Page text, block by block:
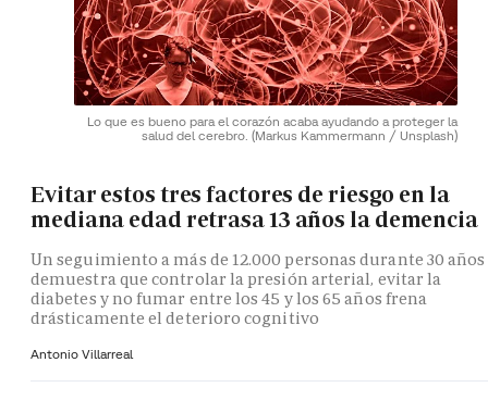
Lo que es bueno para el corazón acaba ayudando a proteger la
salud del cerebro. (Markus Kammermann / Unsplash)
Evitar estos tres factores de riesgo en la
mediana edad retrasa 13 años la demencia
Un seguimiento a más de 12.000 personas durante 30 años
demuestra que controlar la presión arterial, evitar la
diabetes y no fumar entre los 45 y los 65 años frena
drásticamente el deterioro cognitivo
Antonio Villarreal